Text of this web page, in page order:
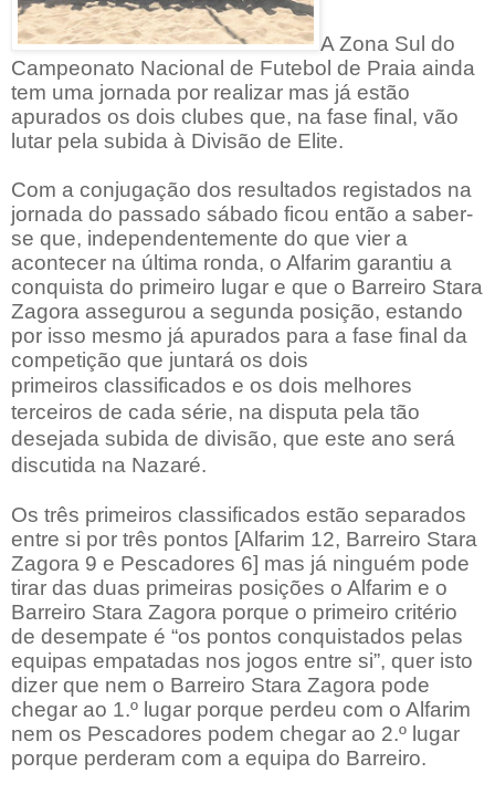
A Zona Sul do
Campeonato Nacional de Futebol de Praia ainda
tem uma jornada por realizar mas já estão
apurados os dois clubes que, na fase final, vão
lutar pela subida à Divisão de Elite.
Com a conjugação dos resultados registados na
jornada do passado sábado ficou então a saber-
se que, independentemente do que vier a
acontecer na última ronda, o Alfarim garantiu a
conquista do primeiro lugar e que o Barreiro Stara
Zagora assegurou a segunda posição, estando
por isso mesmo já apurados para a fase final da
competição que juntará os dois
primeiros classificados e os dois melhores
terceiros de cada série, na disputa pela tão
desejada subida de divisão, que este ano será
discutida na Nazaré.
Os três primeiros classificados estão separados
entre si por três pontos [Alfarim 12, Barreiro Stara
Zagora 9 e Pescadores 6] mas já ninguém pode
tirar das duas primeiras posições o Alfarim e o
Barreiro Stara Zagora porque o primeiro critério
de desempate é “os pontos conquistados pelas
equipas empatadas nos jogos entre si”, quer isto
dizer que nem o Barreiro Stara Zagora pode
chegar ao 1.º lugar porque perdeu com o Alfarim
nem os Pescadores podem chegar ao 2.º lugar
porque perderam com a equipa do Barreiro.